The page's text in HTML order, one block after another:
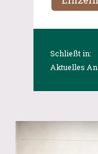
Schließt in:
Aktuelles